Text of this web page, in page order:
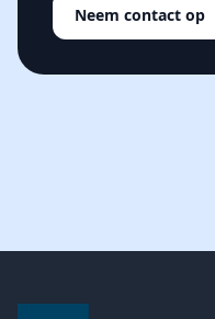
Neem contact op